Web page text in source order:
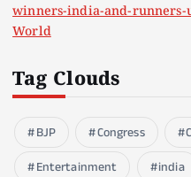
winners-india-and-runners-
World
Tag Clouds
BJP Congress
Entertainment
india